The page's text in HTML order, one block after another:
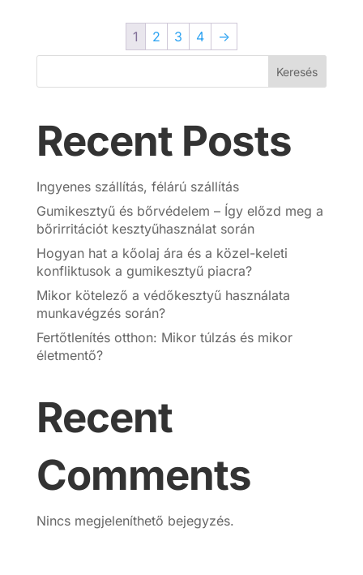
1 2 3 4 →
Keresés
Recent Posts
Ingyenes szállítás, félárú szállítás
Gumikesztyű és bőrvédelem – Így előzd meg a
bőrirritációt kesztyűhasználat során
Hogyan hat a kőolaj ára és a közel-keleti
konfliktusok a gumikesztyű piacra?
Mikor kötelező a védőkesztyű használata
munkavégzés során?
Fertőtlenítés otthon: Mikor túlzás és mikor
életmentő?
Recent
Comments
Nincs megjeleníthető bejegyzés.